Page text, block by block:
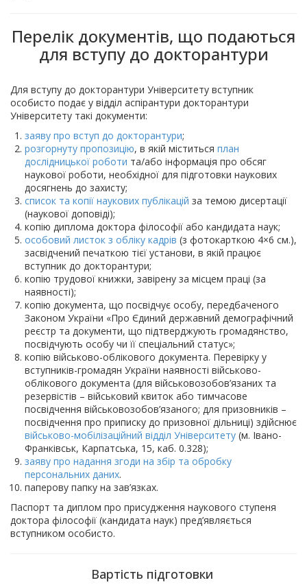
Перелік документів, що подаються
для вступу до докторантури
Для вступу до докторантури Університету вступник
особисто подає у відділ аспірантури докторантури
Університету такі документи:
заяву про вступ до докторантури;
розгорнуту пропозицію, в якій міститься план
дослідницької роботи та/або інформація про обсяг
наукової роботи, необхідної для підготовки наукових
досягнень до захисту;
список та копії наукових публікацій за темою дисертації
(наукової доповіді);
копію диплома доктора філософії або кандидата наук;
особовий листок з обліку кадрів (з фотокарткою 4×6 см.),
засвідчений печаткою тієї установи, в якій працює
вступник до докторантури;
копію трудової книжки, завірену за місцем праці (за
наявності);
копію документа, що посвідчує особу, передбаченого
Законом України «Про Єдиний державний демографічний
реєстр та документи, що підтверджують громадянство,
посвідчують особу чи її спеціальний статус»;
копію військово-облікового документа. Перевірку у
вступників-громадян України наявності військово-
облікового документа (для військовозобов’язаних та
резервістів – військовий квиток або тимчасове
посвідчення військовозобов’язаного; для призовників –
посвідчення про приписку до призовної дільниці) здійснює
військово-мобілізаційний відділ Університету (м. Івано-
Франківськ, Карпатська, 15, каб. 0.328);
заяву про надання згоди на збір та обробку
персональних даних.
паперову папку на зав’язках.
Паспорт та диплом про присудження наукового ступеня
доктора філософії (кандидата наук) пред’являється
вступником особисто.
Вартість підготовки